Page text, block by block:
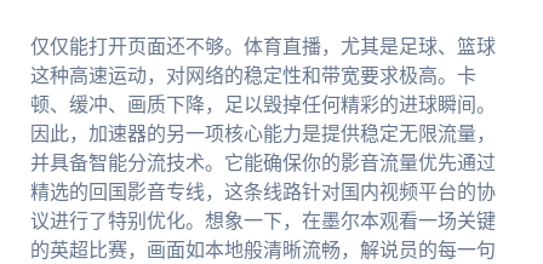
仅仅能打开页面还不够。体育直播，尤其是足球、篮球
这种高速运动，对网络的稳定性和带宽要求极高。卡
顿、缓冲、画质下降，足以毁掉任何精彩的进球瞬间。
因此，加速器的另一项核心能力是提供稳定无限流量，
并具备智能分流技术。它能确保你的影音流量优先通过
精选的回国影音专线，这条线路针对国内视频平台的协
议进行了特别优化。想象一下，在墨尔本观看一场关键
的英超比赛，画面如本地般清晰流畅，解说员的每一句